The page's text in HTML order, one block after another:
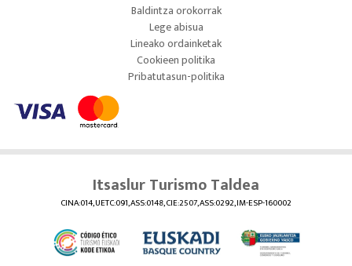
Baldintza orokorrak
Lege abisua
Lineako ordainketak
Cookieen politika
Pribatutasun-politika
Itsaslur Turismo Taldea
CINA:014, UETC:091, ASS:0148, CIE:2507, ASS:0292, IM-ESP-160002